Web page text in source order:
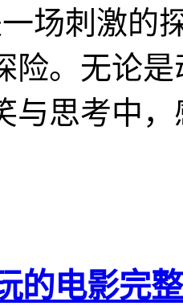
场刺激的
险。无论
与思考中
的电影完